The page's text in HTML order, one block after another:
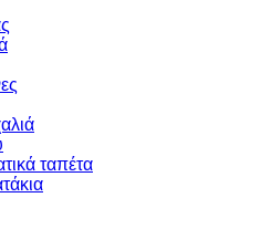
ταπέτα